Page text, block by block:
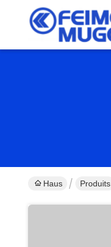
Haus Produits